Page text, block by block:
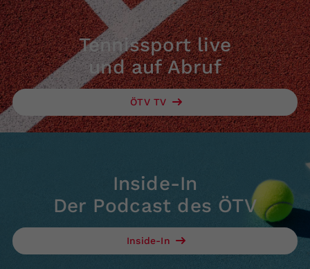
Tennissport live
und auf Abruf
ÖTV TV
Inside-In
Der Podcast des ÖTV
Inside-In